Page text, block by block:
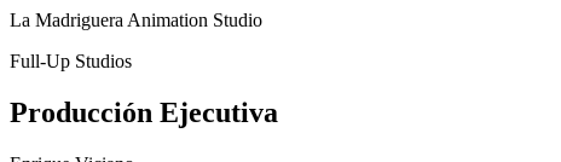
La Madriguera Animation Studio
Full-Up Studios
Producción Ejecutiva